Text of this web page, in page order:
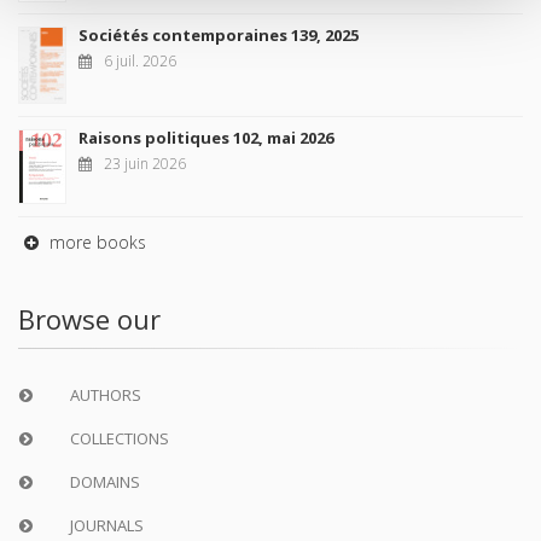
Sociétés contemporaines 139, 2025
6 juil. 2026
Raisons politiques 102, mai 2026
23 juin 2026
more books
Browse our
AUTHORS
COLLECTIONS
DOMAINS
JOURNALS